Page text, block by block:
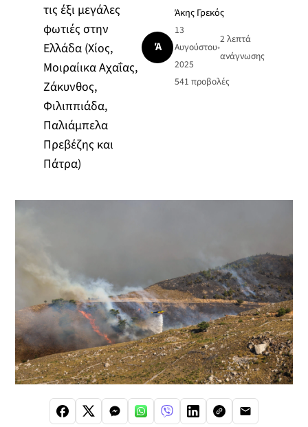
τις έξι μεγάλες
φωτιές στην
Ελλάδα (Χίος,
Μοιραίικα Αχαΐας,
Ζάκυνθος,
Φιλιππιάδα,
Παλιάμπελα
Πρεβέζης και
Πάτρα)
Ά
Άκης Γρεκός
13
Αυγούστου
2025
•
2 λεπτά
ανάγνωσης
541 προβολές